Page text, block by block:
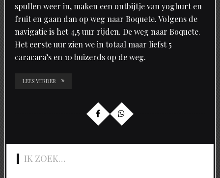
spullen weer in, maken een ontbijtje van yoghurt en
fruit en gaan dan op weg naar Boquete. Volgens de
navigatie is het 4,5 uur rijden. De weg naar Boquete.
Het eerste uur zien we in totaal maar liefst 5
caracara’s en 10 buizerds op de weg.
LEES VERDER
IK ZOEK…